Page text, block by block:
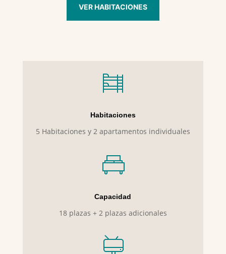
VER HABITACIONES
Habitaciones
5 Habitaciones y 2 apartamentos individuales
Capacidad
18 plazas + 2 plazas adicionales